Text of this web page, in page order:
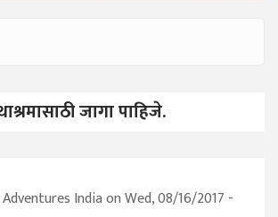
जागा पाहिजे.
Adventures Indiaon Wed, 08/16/2017 -